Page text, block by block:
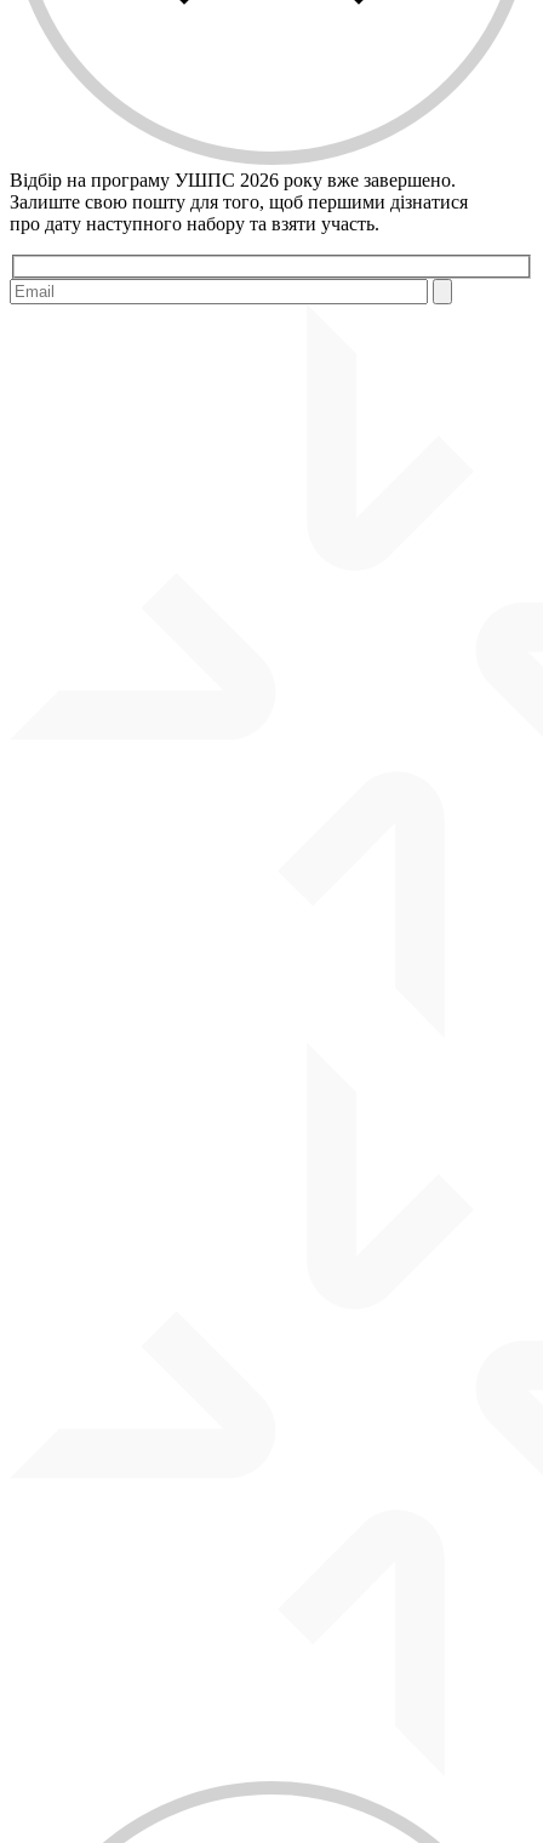
Відбір на програму УШПС 2026 року вже завершено.
Залиште свою пошту для того, щоб першими дiзнатися
про дату наступного набору та взяти участь.
Please leave this field empty.